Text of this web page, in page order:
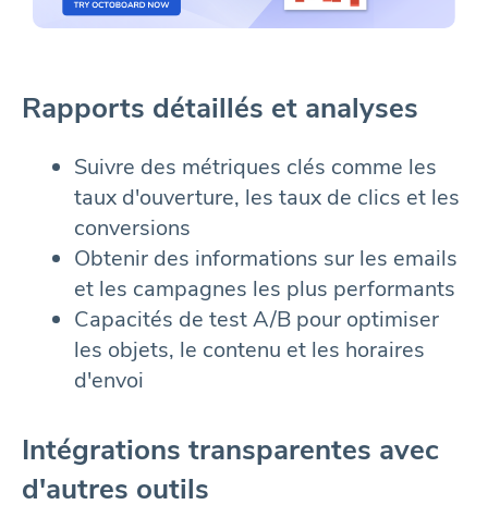
Rapports détaillés et analyses
Suivre des métriques clés comme les
taux d'ouverture, les taux de clics et les
conversions
Obtenir des informations sur les emails
et les campagnes les plus performants
Capacités de test A/B pour optimiser
les objets, le contenu et les horaires
d'envoi
Intégrations transparentes avec
d'autres outils